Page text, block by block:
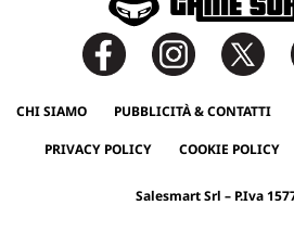
CHI SIAMO PUBBLICITÀ & CONTATTI
PRIVACY POLICY COOKIE POLICY
Salesmart Srl – P.Iva